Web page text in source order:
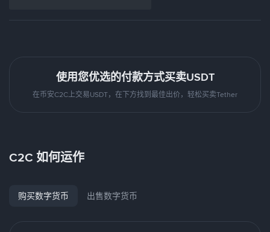
使用您优选的付款方式买卖USDT
在币安C2C上交易USDT，在下方找到最佳出价，轻松买卖Tether
C2C 如何运作
购买数字货币 出售数字货币